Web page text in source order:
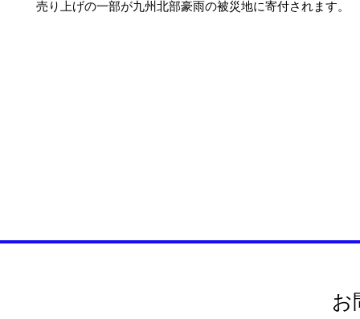
売り上げの一部が九州北部豪雨の被災地に寄付されます。
お